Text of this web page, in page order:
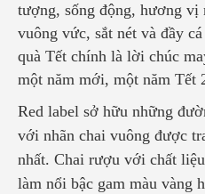
tượng, sống động, hương vị
vuông vức, sắt nét và đầy
quà Tết chính là lời chúc
một năm mới, một năm Tết
Red label sở hữu những
với nhãn chai vuông được
nhất. Chai rượu với chất
làm nổi bậc gam màu vàng